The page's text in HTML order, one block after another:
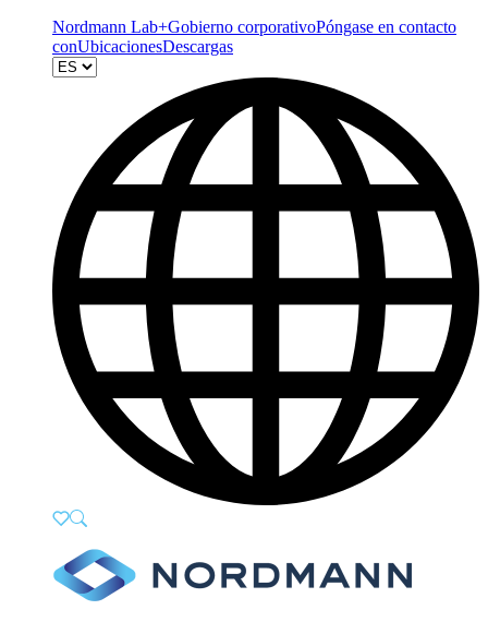
Nordmann Lab+Gobierno corporativoPóngase en contacto
conUbicacionesDescargas